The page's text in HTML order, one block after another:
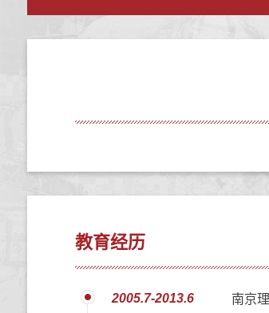
教育经历
2005.7-2013.6 南京